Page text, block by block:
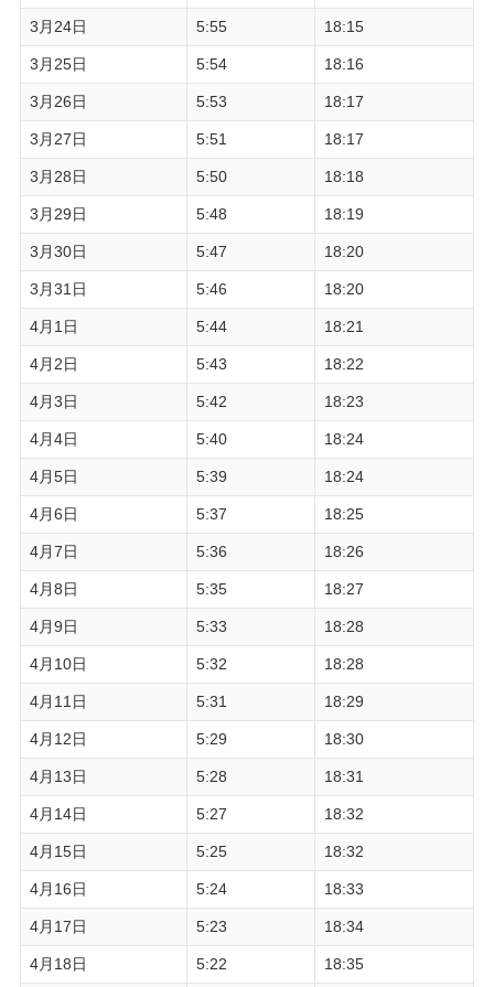
3月24日 5:55 18:15
3月25日 5:54 18:16
3月26日 5:53 18:17
3月27日 5:51 18:17
3月28日 5:50 18:18
3月29日 5:48 18:19
3月30日 5:47 18:20
3月31日 5:46 18:20
4月1日 5:44 18:21
4月2日 5:43 18:22
4月3日 5:42 18:23
4月4日 5:40 18:24
4月5日 5:39 18:24
4月6日 5:37 18:25
4月7日 5:36 18:26
4月8日 5:35 18:27
4月9日 5:33 18:28
4月10日 5:32 18:28
4月11日 5:31 18:29
4月12日 5:29 18:30
4月13日 5:28 18:31
4月14日 5:27 18:32
4月15日 5:25 18:32
4月16日 5:24 18:33
4月17日 5:23 18:34
4月18日 5:22 18:35